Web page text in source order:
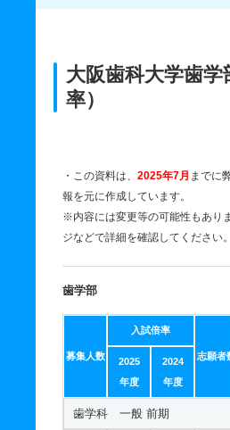
大阪歯科大学歯
率）
・この資料は、 2025年7月 までに
報を元に作成しています。
※内容には変更等の可能性もあり
ジなどで詳細を確認してください。
歯学部
募集人数
入試倍率
志願者
2025
年度
2024
年度
歯学科 一般 前期